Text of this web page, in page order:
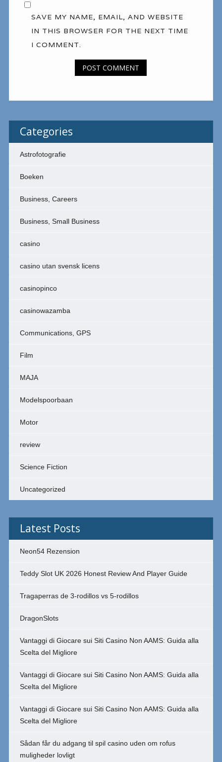
SAVE MY NAME, EMAIL, AND WEBSITE
IN THIS BROWSER FOR THE NEXT TIME
I COMMENT.
Categories
Astrofotografie
Boeken
Business, Careers
Business, Small Business
casino
casino utan svensk licens
casinopinco
casinowazamba
Communications, GPS
Film
MAJA
Modelspoorbaan
Motor
review
Science Fiction
Uncategorized
Latest Posts
Neon54 Rezension
Teddy Slot UK 2026 Honest Review And Player Guide
Tragaperras de 3-rodillos vs 5-rodillos
DragonSlots
Vantaggi di Giocare sui Siti Casino Non AAMS: Guida alla
Scelta del Migliore
Vantaggi di Giocare sui Siti Casino Non AAMS: Guida alla
Scelta del Migliore
Vantaggi di Giocare sui Siti Casino Non AAMS: Guida alla
Scelta del Migliore
Sådan får du adgang til spil casino uden om rofus
muligheder lovligt